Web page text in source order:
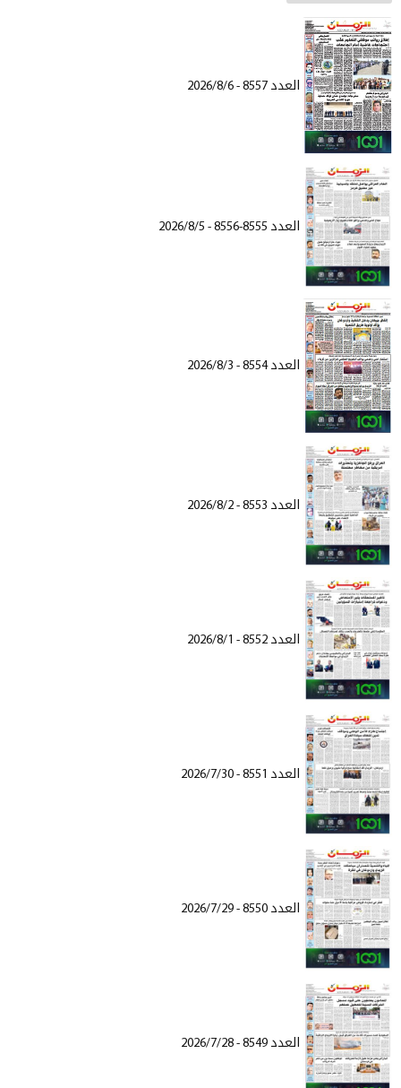
العدد 8557 - 2026/8/6
العدد 8555-8556 - 2026/8/5
العدد 8554 - 2026/8/3
العدد 8553 - 2026/8/2
العدد 8552 - 2026/8/1
العدد 8551 - 2026/7/30
العدد 8550 - 2026/7/29
العدد 8549 - 2026/7/28